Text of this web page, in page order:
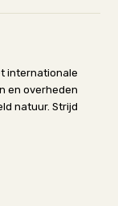
internationale
en overheden
natuur. Strijd